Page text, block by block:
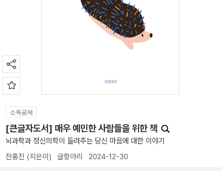
소득공제
[큰글자도서] 매우 예민한 사람들을 위한 책
뇌과학과 정신의학이 들려주는 당신 마음에 대한 이야기
전홍진 (지은이) 글항아리 2024-12-30